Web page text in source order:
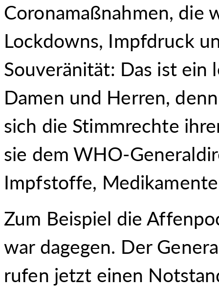
Coronamaßnahmen, die
Lockdowns, Impfdruck
Souveränität: Das ist ein
Damen und Herren,
sich die Stimmrechte
sie dem WHO-
Impfstoffe,
Zum Beispiel die
war dagegen. Der
rufen jetzt einen